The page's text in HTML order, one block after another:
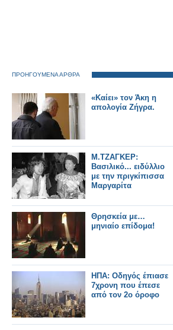
ΠΡΟΗΓΟΥΜΕΝΑ ΑΡΘΡΑ
«Καίει» τον Άκη η
απολογία Ζήγρα.
M.ΤΖΑΓΚΕΡ:
Βασιλικό... ειδύλλιο
με την πριγκίπισσα
Μαργαρίτα
Θρησκεία με…
μηνιαίο επίδομα!
ΗΠΑ: Οδηγός έπιασε
7χρονη που έπεσε
από τον 2ο όροφο